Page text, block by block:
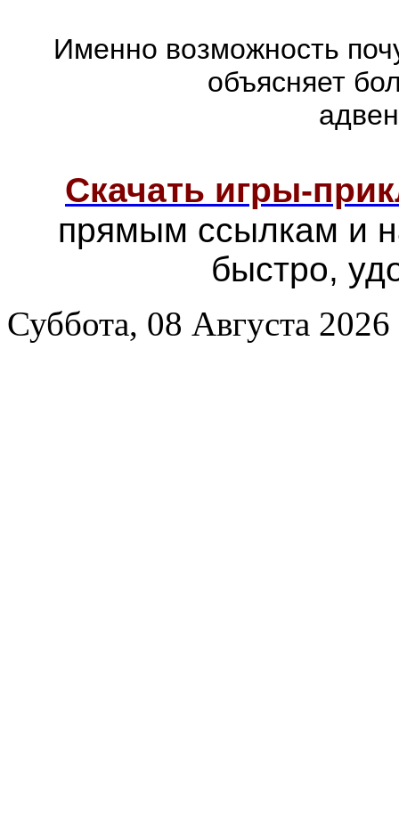
Именно возможность
объясняет
Скачать игры-
прямым ссылкам и
быстро,
Суббота, 08 Августа 2026